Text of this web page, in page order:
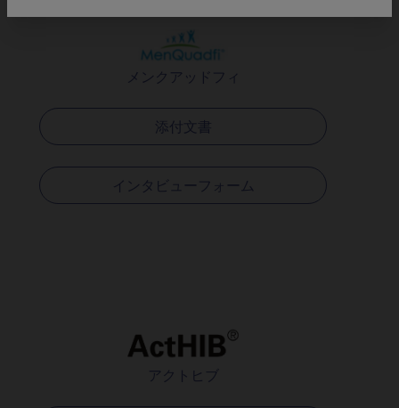
メンクアッドフィ
添付文書
インタビューフォーム
アクトヒブ